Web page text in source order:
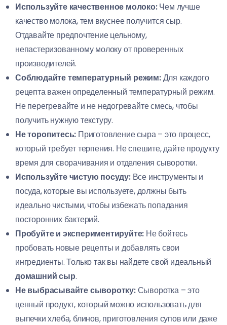
Используйте качественное молоко:Чем лучше
качество молока, тем вкуснее получится сыр.
Отдавайте предпочтение цельному,
непастеризованному молоку от проверенных
производителей.
Соблюдайте температурный режим:Для каждого
рецепта важен определенный температурный режим.
Не перегревайте и не недогревайте смесь, чтобы
получить нужную текстуру.
Не торопитесь: Приготовление сыра – это процесс,
который требует терпения. Не спешите, дайте продукту
время для сворачивания и отделения сыворотки.
Используйте чистую посуду:Все инструменты и
посуда, которые вы используете, должны быть
идеально чистыми, чтобы избежать попадания
посторонних бактерий.
Пробуйте и экспериментируйте: Не бойтесь
пробовать новые рецепты и добавлять свои
ингредиенты. Только так вы найдете свой идеальный
домашний сыр.
Не выбрасывайте сыворотку:Сыворотка – это
ценный продукт, который можно использовать для
выпечки хлеба, блинов, приготовления супов или даже